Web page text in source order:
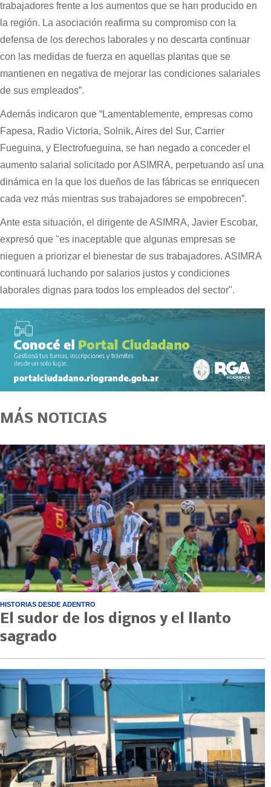
trabajadores frente a los aumentos que se han producido en
la región. La asociación reafirma su compromiso con la
defensa de los derechos laborales y no descarta continuar
con las medidas de fuerza en aquellas plantas que se
mantienen en negativa de mejorar las condiciones salariales
de sus empleados”.
Además indicaron que “Lamentablemente, empresas como
Fapesa, Radio Victoria, Solnik, Aires del Sur, Carrier
Fueguina, y Electrofueguina, se han negado a conceder el
aumento salarial solicitado por ASIMRA, perpetuando así una
dinámica en la que los dueños de las fábricas se enriquecen
cada vez más mientras sus trabajadores se empobrecen”.
Ante esta situación, el dirigente de ASIMRA, Javier Escobar,
expresó que "es inaceptable que algunas empresas se
nieguen a priorizar el bienestar de sus trabajadores. ASIMRA
continuará luchando por salarios justos y condiciones
laborales dignas para todos los empleados del sector".
MÁS NOTICIAS
HISTORIAS DESDE ADENTRO
El sudor de los dignos y el llanto
sagrado